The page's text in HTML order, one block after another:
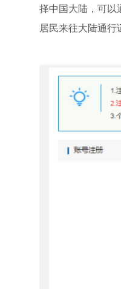
择中国大陆，可以
居民来往大陆通行